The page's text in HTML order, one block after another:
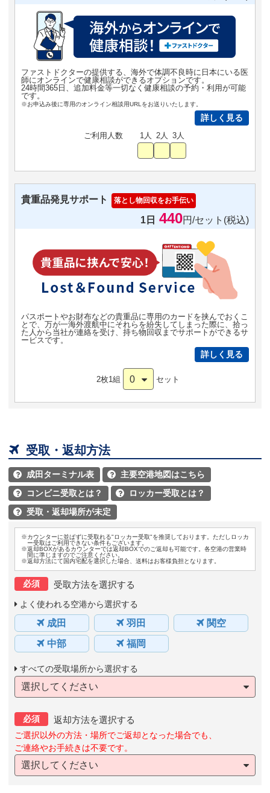
ファストドクターの提供する、海外で体調不良時に日本にいる医
師にオンラインで健康相談ができるオプションです。
24時間365日、追加料金等一切なく健康相談の予約・利用が可能
です。
※お申込み後に専用のオンライン相談用URLをお送りいたします。
詳しく見る
ご利用人数 1人 2人 3人
貴重品発見サポート 落とし物回収をお手伝い
1日 440円/セット(税込)
パスポートやお財布などの貴重品に専用のカードを挟んでおくこ
とで、万が一海外渡航中にそれらを紛失してしまった際に、拾っ
た人から当社が連絡を受け、持ち物回収までサポートができるサ
ービスです。
詳しく見る
2枚1組 0 セット
 受取・返却方法
 成田ターミナル表  主要空港地図はこちら
 コンビニ受取とは？  ロッカー受取とは？
 受取・返却場所が未定
※カウンターに並ばずに受取れる"ロッカー受取"を推奨しております。ただしロッカ
ー受取はご利用できない条件もございます。
※返却BOXがあるカウンターでは返却BOXでのご返却も可能です。各空港の営業時
間に準じますのでご注意ください。
※返却方法にて国内宅配を選択した場合、送料はお客様負担となります。
必須 受取方法を選択する
よく使われる空港から選択する
成田 羽田
関空
中部
福岡
すべての受取場所から選択する
選択してください
必須 返却方法を選択する
ご選択以外の方法・場所でご返却となった場合でも、
ご連絡やお手続きは不要です。
選択してください